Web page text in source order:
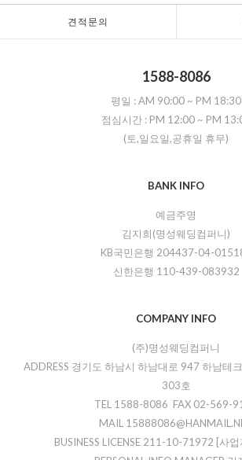
견적문의
1588-8086
평일 :AM 90:00 ~ PM 18:30
점심시간 : PM 12:00~ PM
(토,일요일,공휴일 휴무)
BANK INFO
예금주명
김지희(명성웨딩컴퍼니)
KB국민은행 204437-04-
신한은행 110-439-083932
COMPANY INFO
(주)명성웨딩컴퍼니
ADDRESS 경기도 하남시 하남대로 947 하남테
303호
TEL 1588-8086 FAX 02-569-
MAIL
BUSINESS LICENSE 211-10-71972 [사